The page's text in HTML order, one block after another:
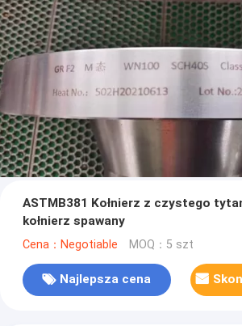
ASTMB381 Kołnierz z czystego
kołnierz spawany
Cena：Negotiable MOQ：5 szt
Najlepsza cena